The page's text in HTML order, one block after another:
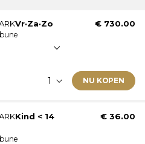
verstuurd.
Vr·Za·Zo € 730.00
NU KOPEN
· Zaterdag · Zondag
Kind < 14
€ 36.00